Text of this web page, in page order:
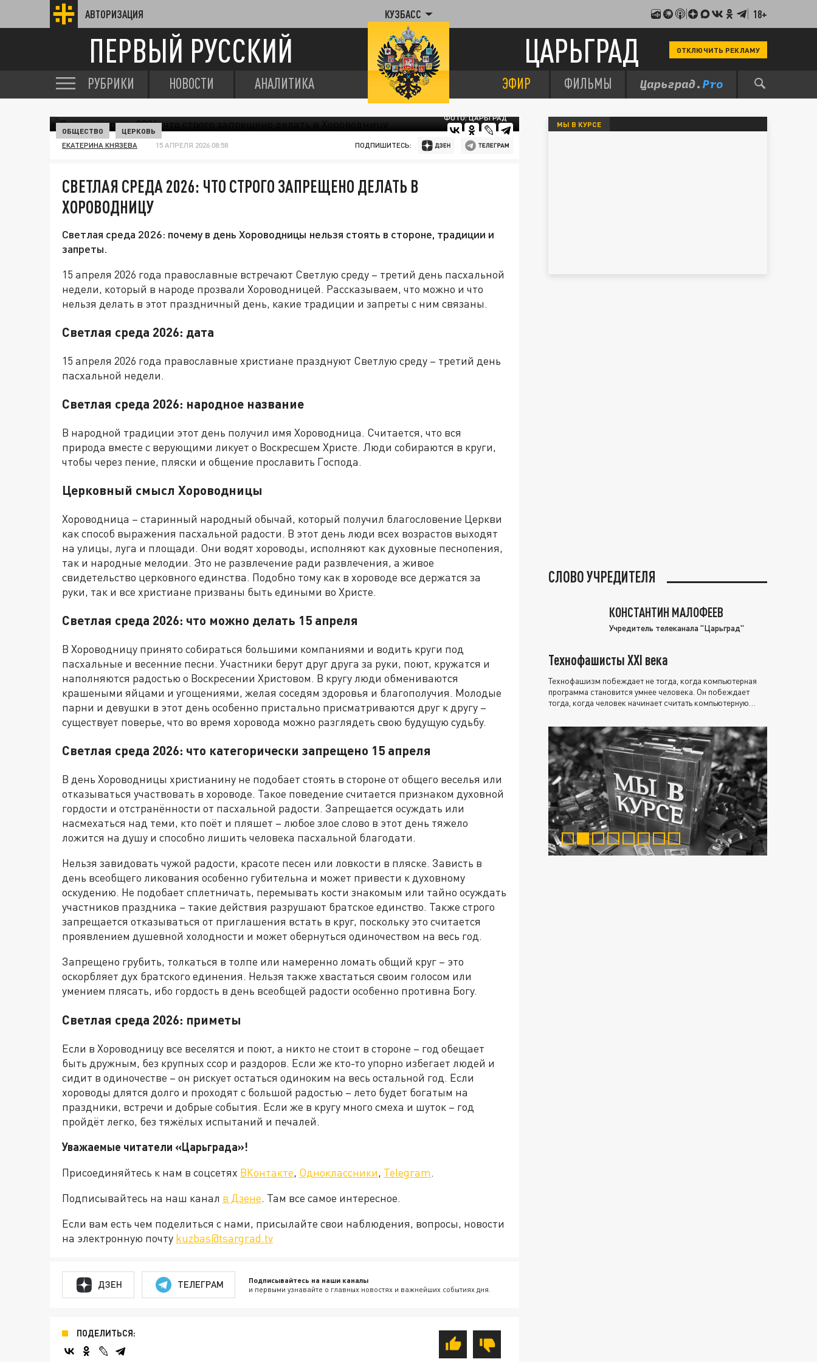
АВТОРИЗАЦИЯ КУЗБАСС 18+
ПЕРВЫЙ РУССКИЙ ЦАРЬГРАД ОТКЛЮЧИТЬ РЕКЛАМУ
РУБРИКИ НОВОСТИ АНАЛИТИКА ЭФИР ФИЛЬМЫ
ФОТО: ЦАРЬГРАД
ОБЩЕСТВО ЦЕРКОВЬ
ЕКАТЕРИНА КНЯЗЕВА 15 АПРЕЛЯ 2026 08:58 ПОДПИШИТЕСЬ:
СВЕТЛАЯ СРЕДА 2026: ЧТО СТРОГО ЗАПРЕЩЕНО ДЕЛАТЬ В
ХОРОВОДНИЦУ
Светлая среда 2026: почему в день Хороводницы нельзя стоять в стороне, традиции и
запреты.
15 апреля 2026 года православные встречают Светлую среду – третий день пасхальной
недели, который в народе прозвали Хороводницей. Рассказываем, что можно и что
нельзя делать в этот праздничный день, какие традиции и запреты с ним связаны.
Светлая среда 2026: дата
15 апреля 2026 года православные христиане празднуют Светлую среду – третий день
пасхальной недели.
Светлая среда 2026: народное название
В народной традиции этот день получил имя Хороводница. Считается, что вся
природа вместе с верующими ликует о Воскресшем Христе. Люди собираются в круги,
чтобы через пение, пляски и общение прославить Господа.
Церковный смысл Хороводницы
Хороводница – старинный народный обычай, который получил благословение Церкви
как способ выражения пасхальной радости. В этот день люди всех возрастов выходят
на улицы, луга и площади. Они водят хороводы, исполняют как духовные песнопения,
так и народные мелодии. Это не развлечение ради развлечения, а живое
свидетельство церковного единства. Подобно тому как в хороводе все держатся за
руки, так и все христиане призваны быть едиными во Христе.
Светлая среда 2026: что можно делать 15 апреля
В Хороводницу принято собираться большими компаниями и водить круги под
пасхальные и весенние песни. Участники берут друг друга за руки, поют, кружатся и
наполняются радостью о Воскресении Христовом. В кругу люди обмениваются
крашеными яйцами и угощениями, желая соседям здоровья и благополучия. Молодые
парни и девушки в этот день особенно пристально присматриваются друг к другу –
существует поверье, что во время хоровода можно разглядеть свою будущую судьбу.
Светлая среда 2026: что категорически запрещено 15 апреля
В день Хороводницы христианину не подобает стоять в стороне от общего веселья или
отказываться участвовать в хороводе. Такое поведение считается признаком духовной
гордости и отстранённости от пасхальной радости. Запрещается осуждать или
насмехаться над теми, кто поёт и пляшет – любое злое слово в этот день тяжело
ложится на душу и способно лишить человека пасхальной благодати.
Нельзя завидовать чужой радости, красоте песен или ловкости в пляске. Зависть в
день всеобщего ликования особенно губительна и может привести к духовному
оскудению. Не подобает сплетничать, перемывать кости знакомым или тайно осуждать
участников праздника – такие действия разрушают братское единство. Также строго
запрещается отказываться от приглашения встать в круг, поскольку это считается
проявлением душевной холодности и может обернуться одиночеством на весь год.
Запрещено грубить, толкаться в толпе или намеренно ломать общий круг – это
оскорбляет дух братского единения. Нельзя также хвастаться своим голосом или
умением плясать, ибо гордость в день всеобщей радости особенно противна Богу.
Светлая среда 2026: приметы
Если в Хороводницу все веселятся и поют, а никто не стоит в стороне – год обещает
быть дружным, без крупных ссор и раздоров. Если же кто-то упорно избегает людей и
сидит в одиночестве – он рискует остаться одиноким на весь остальной год. Если
хороводы длятся долго и проходят с большой радостью – лето будет богатым на
праздники, встречи и добрые события. Если же в кругу много смеха и шуток – год
пройдёт легко, без тяжёлых испытаний и печалей.
Уважаемые читатели «Царьграда»!
Присоединяйтесь к нам в соцсетях ВКонтакте, Одноклассники, Telegram.
Подписывайтесь на наш канал в Дзене. Там все самое интересное.
Если вам есть чем поделиться с нами, присылайте свои наблюдения, вопросы, новости
на электронную почту kuzbas@tsargrad.tv
ДЗЕН ТЕЛЕГРАМ Подписывайтесь на наши каналы
и первыми узнавайте о главных новостях и важнейших событиях дня.
ПОДЕЛИТЬСЯ:
МЫ В КУРСЕ
СЛОВО УЧРЕДИТЕЛЯ
КОНСТАНТИН МАЛОФЕЕВ
Учредитель телеканала "Царьград"
Технофашисты XXI века
Технофашизм побеждает не тогда, когда компьютерная
программа становится умнее человека. Он побеждает
тогда, когда человек начинает считать компьютерную